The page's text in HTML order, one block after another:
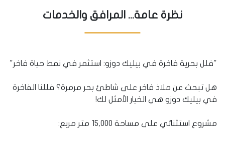
نظرة عامة... المرافق والخدمات
"فلل بحرية فاخرة في بيليك دوزو: استثمر في نمط حياة فاخر"
هل تبحث عن ملاذ فاخر على شاطئ بحر مرمرة؟ فللنا الفاخرة
في بيليك دوزو هي الخيار الأمثل لك!
مشروع استثنائي على مساحة 15,000 متر مربع: